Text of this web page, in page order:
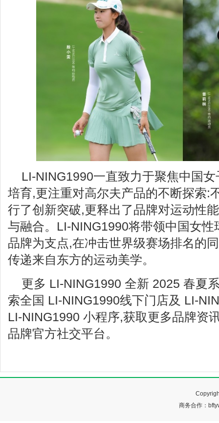
LI-NING1990一直致力于聚焦中国
培育,更注重对高尔夫产品的不断探索:
行了创新突破,更释出了品牌对运动性
与融合。LI-NING1990将带领中国女
品牌为支点,在冲击世界级赛场排名的
传递来自东方的运动美学。
更多 LI-NING1990 全新 2025 春夏
索全国 LI-NING1990线下门店及 LI-
LI-NING1990 小程序,获取更多品牌资
品牌官方社交平台。
商务合作：